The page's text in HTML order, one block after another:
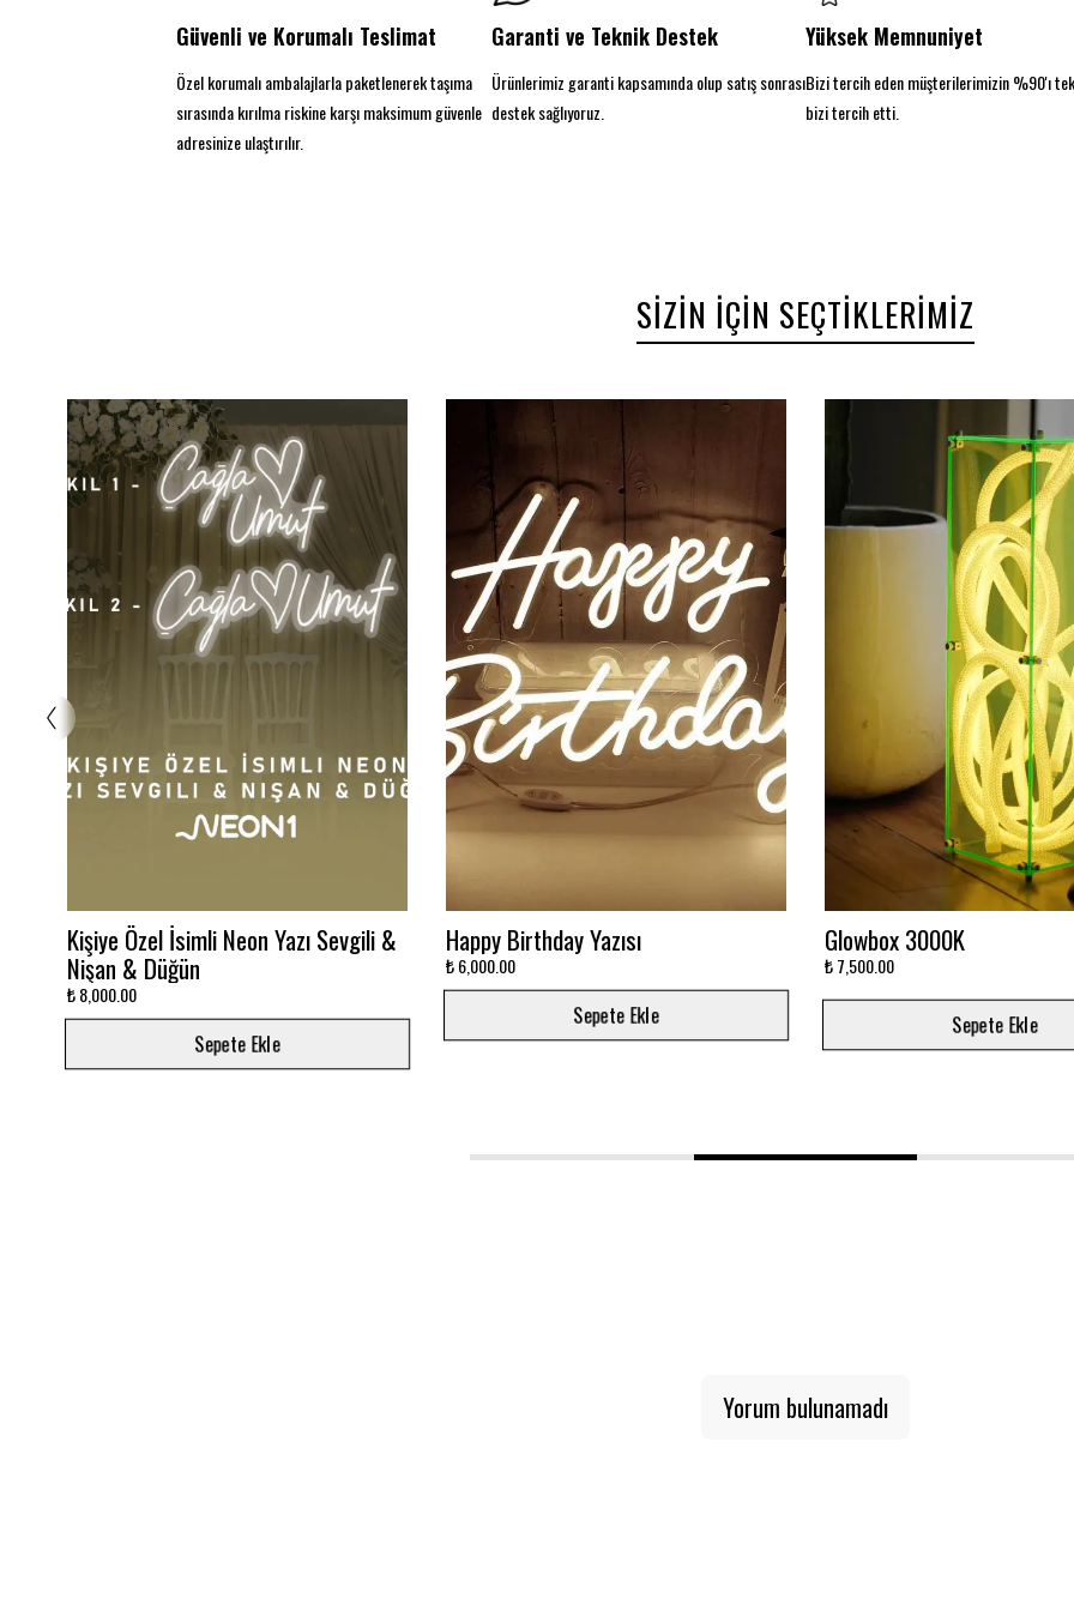
Güvenli ve Korumalı Teslimat
Özel korumalı ambalajlarla paketlenerek taşıma
sırasında kırılma riskine karşı maksimum güvenle
adresinize ulaştırılır.
Garanti ve Teknik Destek
Ürünlerimiz garanti kapsamında olup satış sonrası
destek sağlıyoruz.
Yüksek Memnuniyet
Bizi tercih eden müşterilerimizin %90'ı
bizi tercih etti.
SIZIN İÇIN SEÇTIKLERIMIZ
Glowbox 3000K
₺ 7,500.00
Sepete Ekle
Dalgalı Mavi Sonsuzluk Aynası
₺ 12,000.00
Sepete Ekle
Ay'da Yatan Astronot
Baskılı
₺ 5,500.00
1 2 3
Yorum bulunamadı